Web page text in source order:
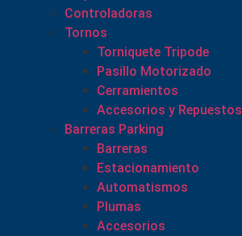
Controladoras
Tornos
Torniquete Tripode
Pasillo Motorizado
Cerramientos
Accesorios y Repuestos
Barreras Parking
Barreras
Estacionamiento
Automatismos
Plumas
Accesorios